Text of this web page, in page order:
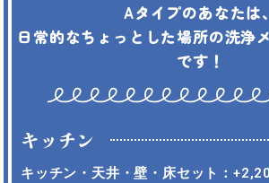
Aタイプのあなたは、
日常的なちょっとした場所の洗浄
です！
キッチン
キッチン・天井・壁・床セット：